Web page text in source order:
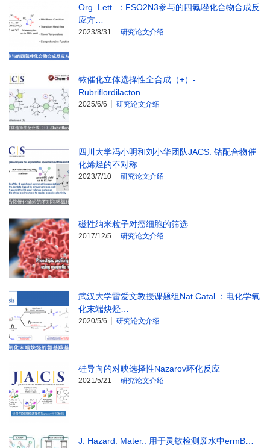
Org. Lett. ：FSO2N3参与的四氮唑化合物合成反
应方…
2023/8/31 研究论文介绍
铱催化立体选择性全合成（+）-
Rubriflordilacton…
2025/6/6 研究论文介绍
四川大学冯小明和刘小华团队JACS: 钴配合物催
化烯烃的不对称…
2023/7/10 研究论文介绍
磁性纳米粒子对癌细胞的筛选
2017/12/5 研究论文介绍
武汉大学雷爱文教授课题组Nat.Catal.：电化学氧
化末端炔烃…
2020/5/6 研究论文介绍
硅导向的对映选择性Nazarov环化反应
2021/5/21 研究论文介绍
J. Hazard. Mater.: 用于灵敏检测废水中ermB…